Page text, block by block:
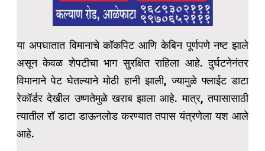
या अपघातात विमानाचे कॉकपिट आणि केबिन पूर्णपणे नष्ट झाले
असून केवळ शेपटीचा भाग सुरक्षित राहिला आहे. दुर्घटनेनंतर
विमानाने पेट घेतल्याने मोठी हानी झाली, ज्यामुळे फ्लाईट डाटा
रेकॉर्डर देखील उष्णतेमुळे खराब झाला आहे. मात्र, तपासासाठी
त्यातील रॉ डाटा डाऊनलोड करण्यात तपास यंत्रणेला यश आले
आहे.